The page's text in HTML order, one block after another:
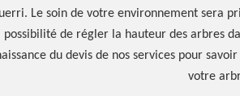
Le soin de votre environnement sera
possibilité de régler la hauteur des arbres
du devis de nos services pour
votre